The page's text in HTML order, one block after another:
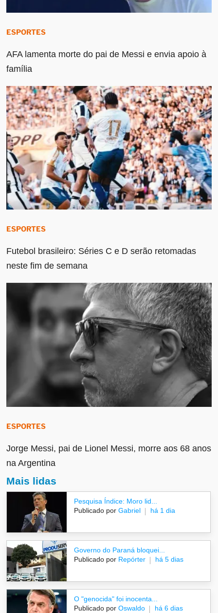
ESPORTES
AFA lamenta morte do pai de Messi e envia apoio à
família
ESPORTES
Futebol brasileiro: Séries C e D serão retomadas
neste fim de semana
ESPORTES
Jorge Messi, pai de Lionel Messi, morre aos 68 anos
na Argentina
Mais lidas
Pesquisa Índice: Moro lid...
Publicado por Gabriel há 1 dia
Governo do Paraná bloquei...
Publicado por Repórter há 5 dias
O "genocida" foi inocenta...
Publicado por Oswaldo há 6 dias